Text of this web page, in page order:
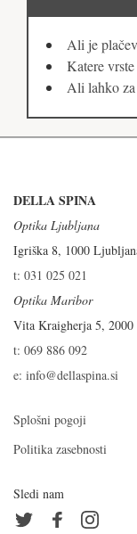
Ali je
Katere
Ali lahko za
DELLA SPINA
Optika Ljubljana
Igriška 8, 1000
t: 031 025 021
Optika Maribor
Vita Kraigherja 5,
t: 069 886 092
e: info@dellaspina.si
Splošni pogoji
Politika zasebnosti
Sledi nam